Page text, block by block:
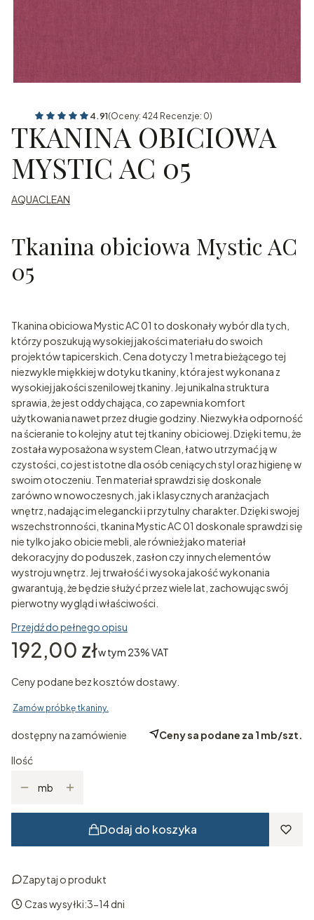
4.91(Oceny: 424 Recenzje: 0)
TKANINA OBICIOWA
MYSTIC AC 05
AQUACLEAN
Tkanina obiciowa Mystic AC
05
Tkanina obiciowa Mystic AC 01 to doskonały wybór dla tych,
którzy poszukują wysokiej jakości materiału do swoich
projektów tapicerskich. Cena dotyczy 1 metra bieżącego tej
niezwykle miękkiej w dotyku tkaniny, która jest wykonana z
wysokiej jakości szenilowej tkaniny. Jej unikalna struktura
sprawia, że jest oddychająca, co zapewnia komfort
użytkowania nawet przez długie godziny. Niezwykła odporność
na ścieranie to kolejny atut tej tkaniny obiciowej. Dzięki temu, że
została wyposażona w system Clean, łatwo utrzymać ją w
czystości, co jest istotne dla osób ceniących styl oraz higienę w
swoim otoczeniu. Ten materiał sprawdzi się doskonale
zarówno w nowoczesnych, jak i klasycznych aranżacjach
wnętrz, nadając im elegancki i przytulny charakter. Dzięki swojej
wszechstronności, tkanina Mystic AC 01 doskonale sprawdzi się
nie tylko jako obicie mebli, ale również jako materiał
dekoracyjny do poduszek, zasłon czy innych elementów
wystroju wnętrz. Jej trwałość i wysoka jakość wykonania
gwarantują, że będzie służyć przez wiele lat, zachowując swój
pierwotny wygląd i właściwości.
Przejdź do pełnego opisu
Cena
192,00 złw tym 23% VAT
w tym 23%VAT
Ceny podane bez kosztów dostawy.
Zamów próbkę tkaniny.
dostępny na zamówienie
Ceny sa podane za 1 mb/szt.
Ilość
mb
Dodaj do koszyka
Zapytaj o produkt
Czas wysyłki:3-14 dni